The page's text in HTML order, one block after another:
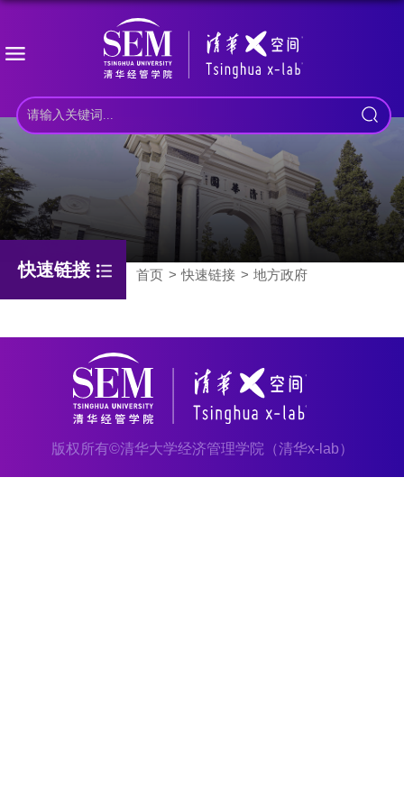
快速链接 首页 快速链接 地方政府
版权所有©清华大学经济管理学院（清华x-lab）